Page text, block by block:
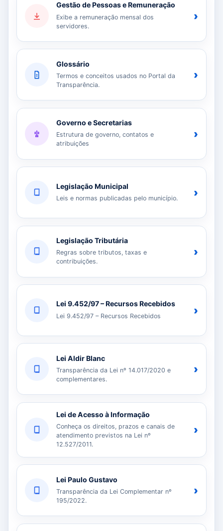
Gestão de Pessoas e Remuneração
Exibe a remuneração mensal dos
servidores.
›
Glossário
Termos e conceitos usados no Portal da
Transparência.
›
Governo e Secretarias
Estrutura de governo, contatos e
atribuições
›
Legislação Municipal
Leis e normas publicadas pelo município. ›
Legislação Tributária
Regras sobre tributos, taxas e
contribuições.
›
Lei 9.452/97 – Recursos Recebidos
Lei 9.452/97 – Recursos Recebidos ›
Lei Aldir Blanc
Transparência da Lei nº 14.017/2020 e
complementares.
›
Lei de Acesso à Informação
Conheça os direitos, prazos e canais de
atendimento previstos na Lei nº
12.527/2011.
›
Lei Paulo Gustavo
Transparência da Lei Complementar nº
195/2022.
›